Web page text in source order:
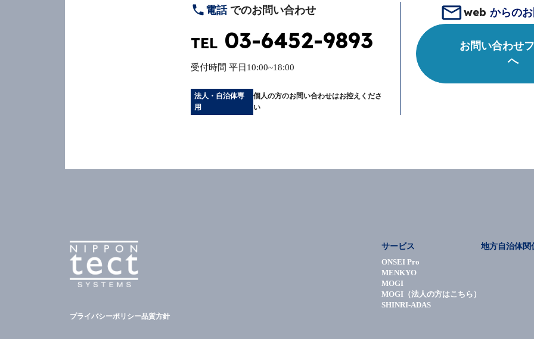
電話でのお問い合わせ
TEL03-6452-9893
受付時間 平日10:00~18:00
法人・自治体専
用
個人の方のお問い合わせはお控えくださ
い
web からの
お問い合わせ
へ
サービス
ONSEI Pro
MENKYO
MOGI
MOGI（法人の方はこちら）
SHINRI-ADAS
地方自治体関
プライバシーポリシー品質方針